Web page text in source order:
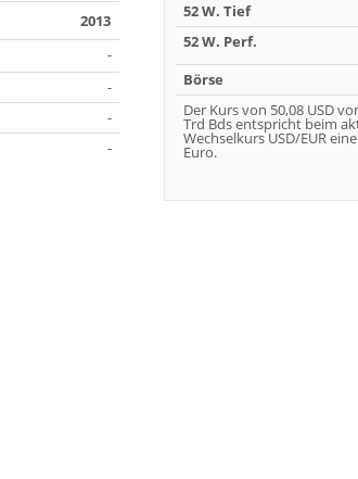
2013
-
-
-
-
52 W. Tief
52 W. Perf.
Börse
Der Kurs von 50,08 USD
Trd Bds entspricht beim
Wechselkurs USD/EUR
Euro.